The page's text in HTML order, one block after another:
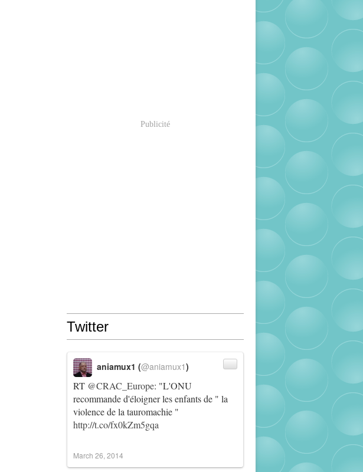
Publicité
Twitter
RT @CRAC_Europe: "L'ONU
recommande d'éloigner les enfants de " la
violence de la tauromachie "
http://t.co/fx0kZm5gqa
aniamux1 (@aniamux1)
March 26, 2014